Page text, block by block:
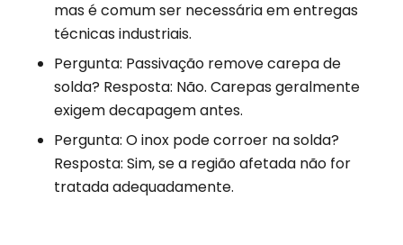
mas é comum ser necessária em entregas
técnicas industriais.
Pergunta: Passivação remove carepa de
solda? Resposta: Não. Carepas geralmente
exigem decapagem antes.
Pergunta: O inox pode corroer na solda?
Resposta: Sim, se a região afetada não for
tratada adequadamente.